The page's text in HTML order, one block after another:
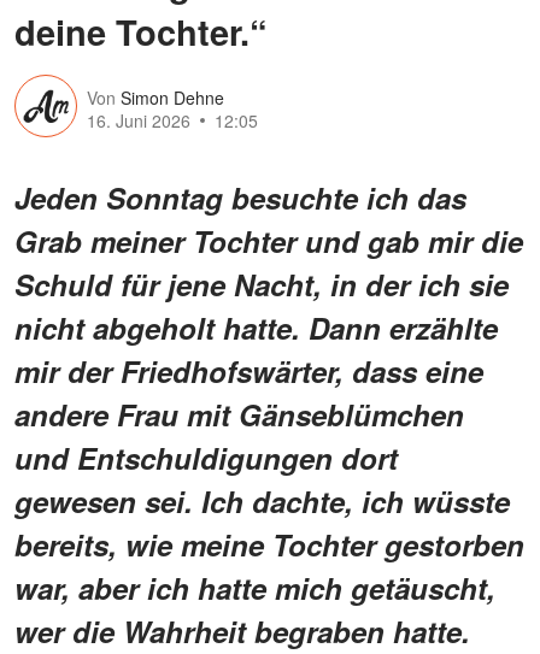
deine Tochter.“
Von Simon Dehne
16. Juni 2026
12:05
Jeden Sonntag besuchte ich das
Grab meiner Tochter und gab mir die
Schuld für jene Nacht, in der ich sie
nicht abgeholt hatte. Dann erzählte
mir der Friedhofswärter, dass eine
andere Frau mit Gänseblümchen
und Entschuldigungen dort
gewesen sei. Ich dachte, ich wüsste
bereits, wie meine Tochter gestorben
war, aber ich hatte mich getäuscht,
wer die Wahrheit begraben hatte.